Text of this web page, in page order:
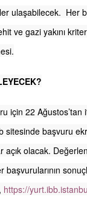
ulaşabilecek. Her
ve gazi yakını
için 22 Ağustos’tan
sitesinde başvuru
açık olacak.
başvurularının
https://